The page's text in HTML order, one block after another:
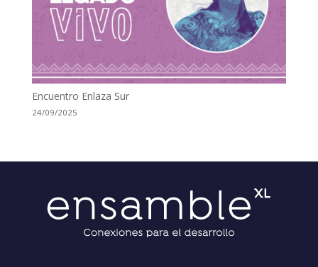
Encuentro Enlaza Sur
24/09/2025